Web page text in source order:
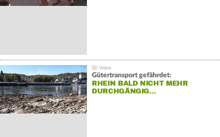
Gütertransport gefährdet:
RHEIN BALD NICHT MEHR
DURCHGÄNGIG…